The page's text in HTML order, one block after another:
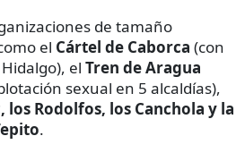
de tamaño
el Cártel de Caborca (con
el Tren de Aragua
sexual en 5 alcaldías),
los Rodolfos, los Canchola y la
.